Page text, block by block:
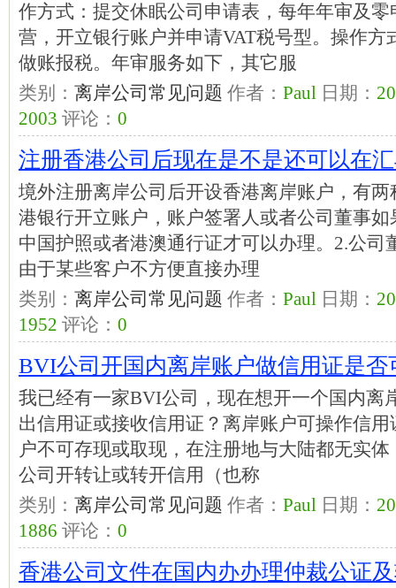
作方式：提交休眠公司申请表，每年年审及
营，开立银行账户并申请VAT税号型。操作
做账报税。年审服务如下，其它服
类别： 离岸公司常见问题 作者： Paul 日期：
2003 评论： 0
注册香港公司后现在是不是还可以在
境外注册离岸公司后开设香港离岸账户，有
港银行开立账户，账户签署人或者公司董事
中国护照或者港澳通行证才可以办理。2.公司
由于某些客户不方便直接办理
类别： 离岸公司常见问题 作者： Paul 日期：
1952 评论： 0
BVI公司开国内离岸账户做信用证是否
我已经有一家BVI公司，现在想开一个国内离
出信用证或接收信用证？离岸账户可操作信
户不可存现或取现，在注册地与大陆都无实
公司开转让或转开信用（也称
类别： 离岸公司常见问题 作者： Paul 日期：
1886 评论： 0
香港公司文件在国内办办理仲裁公证